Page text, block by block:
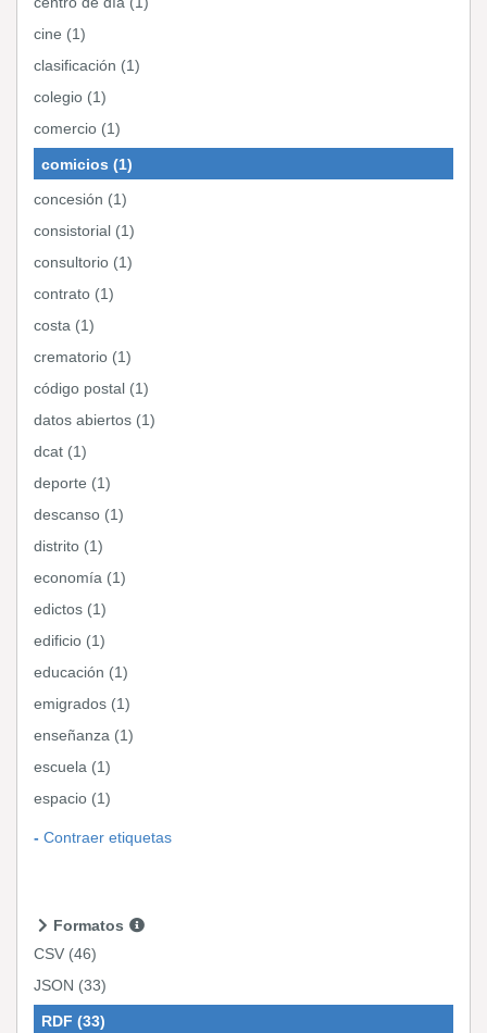
cine (1)
clasificación (1)
colegio (1)
comercio (1)
comicios (1)
concesión (1)
consistorial (1)
consultorio (1)
contrato (1)
costa (1)
crematorio (1)
código postal (1)
datos abiertos (1)
dcat (1)
deporte (1)
descanso (1)
distrito (1)
economía (1)
edictos (1)
edificio (1)
educación (1)
emigrados (1)
enseñanza (1)
escuela (1)
espacio (1)
Contraer etiquetas
Formatos
CSV (46)
JSON (33)
RDF (33)